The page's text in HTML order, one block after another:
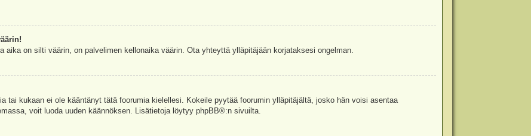
on silti väärin, on palvelimen kellonaika väärin. Ota yhteyttä ylläpitäjään korjataksesi ongelman.
tai kukaan ei ole kääntänyt tätä foorumia kielellesi. Kokeile pyytää foorumin ylläpitäjältä, josko hän voisi asentaa
voit luoda uuden käännöksen. Lisätietoja löytyy phpBB®:n sivuilta.